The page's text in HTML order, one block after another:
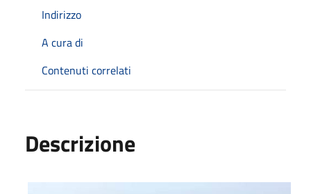
Indirizzo
A cura di
Contenuti correlati
Descrizione